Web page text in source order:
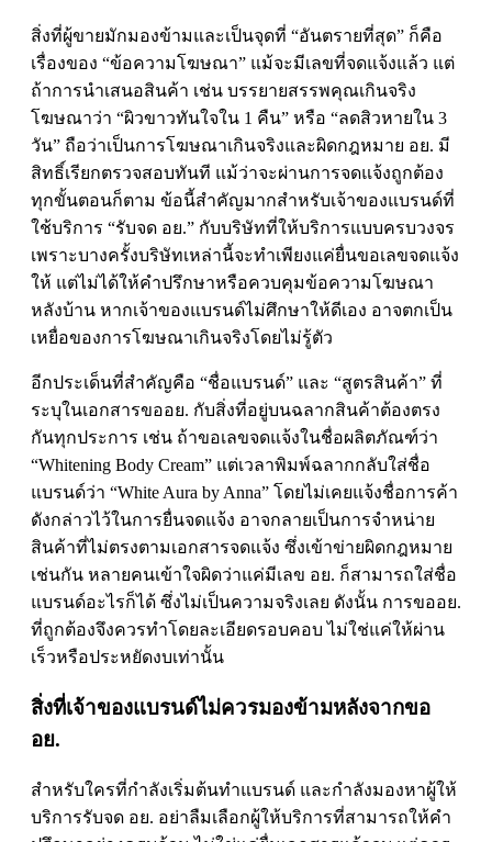
สิ่งที่ผู้ขายมักมองข้ามและเป็นจุดที่ “อันตรายที่สุด” ก็คือ
เรื่องของ “ข้อความโฆษณา” แม้จะมีเลขที่จดแจ้งแล้ว แต่
ถ้าการนำเสนอสินค้า เช่น บรรยายสรรพคุณเกินจริง
โฆษณาว่า “ผิวขาวทันใจใน 1 คืน” หรือ “ลดสิวหายใน 3
วัน” ถือว่าเป็นการโฆษณาเกินจริงและผิดกฎหมาย อย. มี
สิทธิ์เรียกตรวจสอบทันที แม้ว่าจะผ่านการจดแจ้งถูกต้อง
ทุกขั้นตอนก็ตาม ข้อนี้สำคัญมากสำหรับเจ้าของแบรนด์ที่
ใช้บริการ “รับจด อย.” กับบริษัทที่ให้บริการแบบครบวงจร
เพราะบางครั้งบริษัทเหล่านี้จะทำเพียงแค่ยื่นขอเลขจดแจ้ง
ให้ แต่ไม่ได้ให้คำปรึกษาหรือควบคุมข้อความโฆษณา
หลังบ้าน หากเจ้าของแบรนด์ไม่ศึกษาให้ดีเอง อาจตกเป็น
เหยื่อของการโฆษณาเกินจริงโดยไม่รู้ตัว
อีกประเด็นที่สำคัญคือ “ชื่อแบรนด์” และ “สูตรสินค้า” ที่
ระบุในเอกสารขออย. กับสิ่งที่อยู่บนฉลากสินค้าต้องตรง
กันทุกประการ เช่น ถ้าขอเลขจดแจ้งในชื่อผลิตภัณฑ์ว่า
“Whitening Body Cream” แต่เวลาพิมพ์ฉลากกลับใส่ชื่อ
แบรนด์ว่า “White Aura by Anna” โดยไม่เคยแจ้งชื่อการค้า
ดังกล่าวไว้ในการยื่นจดแจ้ง อาจกลายเป็นการจำหน่าย
สินค้าที่ไม่ตรงตามเอกสารจดแจ้ง ซึ่งเข้าข่ายผิดกฎหมาย
เช่นกัน หลายคนเข้าใจผิดว่าแค่มีเลข อย. ก็สามารถใส่ชื่อ
แบรนด์อะไรก็ได้ ซึ่งไม่เป็นความจริงเลย ดังนั้น การขออย.
ที่ถูกต้องจึงควรทำโดยละเอียดรอบคอบ ไม่ใช่แค่ให้ผ่าน
เร็วหรือประหยัดงบเท่านั้น
สิ่งที่เจ้าของแบรนด์ไม่ควรมองข้ามหลังจากขอ
อย.
สำหรับใครที่กำลังเริ่มต้นทำแบรนด์ และกำลังมองหาผู้ให้
บริการรับจด อย. อย่าลืมเลือกผู้ให้บริการที่สามารถให้คำ